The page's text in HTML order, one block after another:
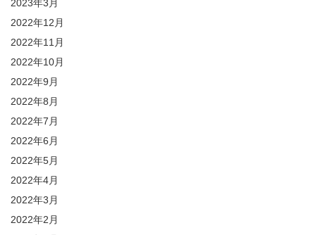
2023年3月
2022年12月
2022年11月
2022年10月
2022年9月
2022年8月
2022年7月
2022年6月
2022年5月
2022年4月
2022年3月
2022年2月